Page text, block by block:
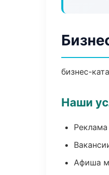
бизнес-
Наши
Афиша